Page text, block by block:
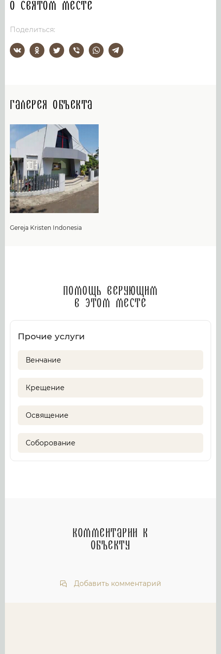
О святом месте
Поделиться:
Галерея объекта
Gereja Kristen Indonesia
Помощь верующим
в этом месте
Прочие услуги
Венчание
Крещение
Освящение
Соборование
Комментарии к
объекту
Добавить комментарий